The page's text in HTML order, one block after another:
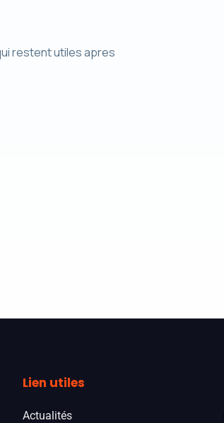
restent utiles apres
Lien utiles
Actualités